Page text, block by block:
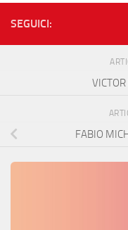
SEGUICI:
FABIO